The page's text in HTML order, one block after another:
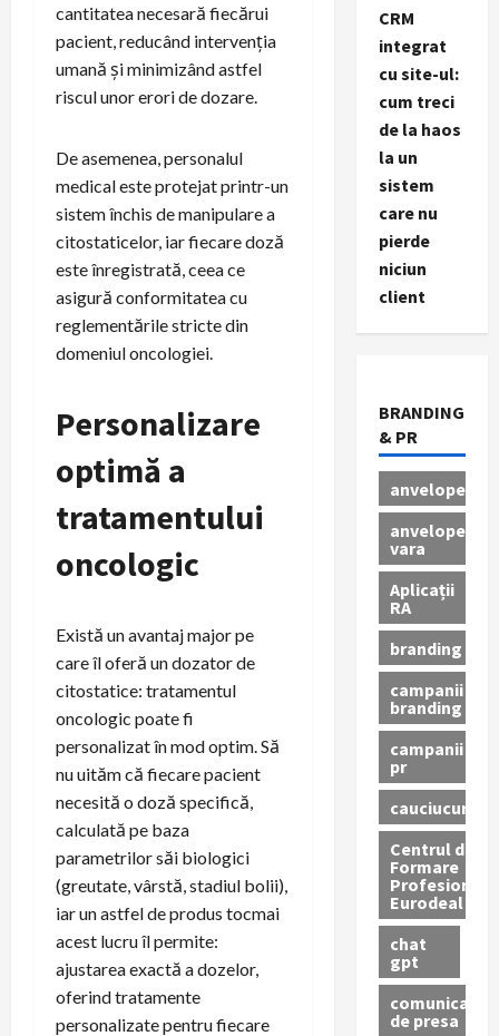
cantitatea necesară fiecărui
pacient, reducând intervenția
umană și minimizând astfel
riscul unor erori de dozare.
De asemenea, personalul
medical este protejat printr-un
sistem închis de manipulare a
citostaticelor, iar fiecare doză
este înregistrată, ceea ce
asigură conformitatea cu
reglementările stricte din
domeniul oncologiei.
Personalizare
optimă a
tratamentului
oncologic
Există un avantaj major pe
care îl oferă un dozator de
citostatice: tratamentul
oncologic poate fi
personalizat în mod optim. Să
nu uităm că fiecare pacient
necesită o doză specifică,
calculată pe baza
parametrilor săi biologici
(greutate, vârstă, stadiul bolii),
iar un astfel de produs tocmai
acest lucru îl permite:
ajustarea exactă a dozelor,
oferind tratamente
personalizate pentru fiecare
CRM
integrat
cu site-ul:
cum treci
de la haos
la un
sistem
care nu
pierde
niciun
client
BRANDING
& PR
anvelope
anvelope
vara
Aplicații
RA
branding
campanii
branding
campanii
pr
cauciucuri
Centrul de
Formare
Profesionala
Eurodeal
chat
gpt
comunicat
de presa